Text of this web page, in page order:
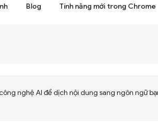
Blog Tính năng mới trong Chrome
nghệ AI để dịch nội dung sang ngôn ngữ